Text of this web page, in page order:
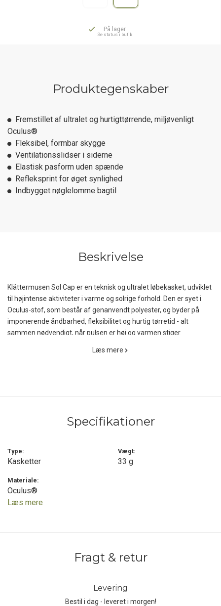
På lager
Se status i butik
Produktegenskaber
Fremstillet af ultralet og hurtigttørrende, miljøvenligt
Oculus®
Fleksibel, formbar skygge
Ventilationsslidser i siderne
Elastisk pasform uden spænde
Refleksprint for øget synlighed
Indbygget nøglelomme bagtil
Beskrivelse
Klättermusen Sol Cap er en teknisk og ultralet løbekasket, udviklet
til højintense aktiviteter i varme og solrige forhold. Den er syet i
Oculus-stof, som består af genanvendt polyester, og byder på
imponerende åndbarhed, fleksibilitet og hurtig tørretid - alt
sammen nødvendigt, når pulsen er høj og varmen stiger.
hovedet - også under bevægelse. Refleksdetaljer for og bag sikrer
Med en vægt på kun 27 gram og en MFR 2-klassificering, er Sol
Cap det oplagte valg for vægtbevidste atleter og
Læs mere
Specifikationer
Type:
Kasketter
Vægt:
33 g
Materiale:
Oculus®
Læs mere
Fragt & retur
Levering
Bestil i dag - leveret i morgen!